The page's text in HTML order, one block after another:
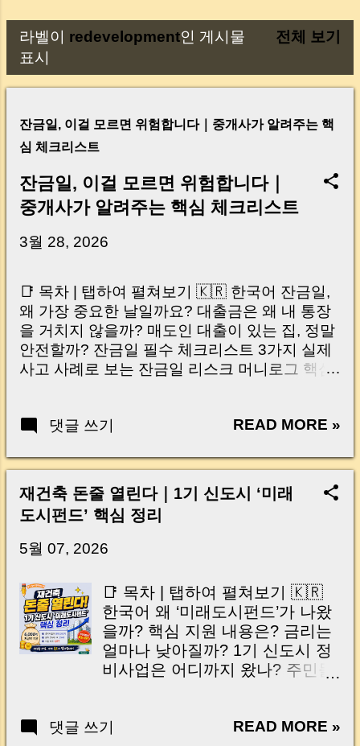
글
라벨이 redevelopment인 게시물
표시
전체 보기
잔금일, 이걸 모르면 위험합니다｜중개사가 알려주는 핵
심 체크리스트
잔금일, 이걸 모르면 위험합니다｜
중개사가 알려주는 핵심 체크리스트
3월 28, 2026
📑 목차 | 탭하여 펼쳐보기 🇰🇷 한국어 잔금일,
왜 가장 중요한 날일까요? 대출금은 왜 내 통장
을 거치지 않을까? 매도인 대출이 있는 집, 정말
안전할까? 잔금일 필수 체크리스트 3가지 실제
사고 사례로 보는 잔금일 리스크 머니로그 핵심
Your Account Is It Safe If the Seller Has a
Real Risks and Mistakes to Avoid MoneyLog
Key Takeaway 혹시 이런 생각 해보신 적 있으
신가요? “잔금일… 그냥 돈 보내고 끝나는 거 아
닌가요?” 하지만 현장에서 보면 전혀 그렇지 않
습니다. 잔금일은 ‘서류 몇 장 처리하는 날’이 아
이는 가장 긴장되는 순간 입니다. 실제로 제가
중개 현장에서 겪었던 일입니다. 금요일 오후 3
시, 이체 한도에 막혀 송금이 멈췄고 그 자리에
서 계약이 무산될 뻔한 아찔한 상황이 있었습니
다. 또 어떤 분은 이렇게 말씀하십니다. “내 대출
인데 왜 내 통장으로 안 들어오죠?” “매도인이 대
사실은 ‘구조’를 몰라서 생기는 걱정입니다. 그래
서 오늘은 잔금일에 실제로 돈이 어떻게 움직이
댓글 쓰기 READ MORE »
재건축 돈줄 열린다｜1기 신도시 ‘미래
도시펀드’ 핵심 정리
5월 07, 2026
📑 목차 | 탭하여 펼쳐보기 🇰🇷
한국어 왜 ‘미래도시펀드’가 나왔
을까? 핵심 지원 내용은? 금리는
얼마나 낮아질까? 1기 신도시 정
비사업은 어디까지 왔나? 주민들
는 질문 Q&A 🇺🇸 English Why
댓글 쓰기 READ MORE »